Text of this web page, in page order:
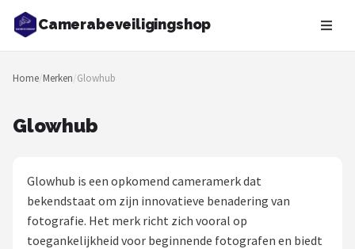
Camerabeveiligingshop
Zoeken
NAVIGATIE
Blog
Beveiligingscamera's
Home/Merken/Glowhub
Glowhub
Glowhub is een opkomend cameramerk dat
bekendstaat om zijn innovatieve benadering van
fotografie. Het merk richt zich vooral op
toegankelijkheid voor beginnende fotografen en biedt